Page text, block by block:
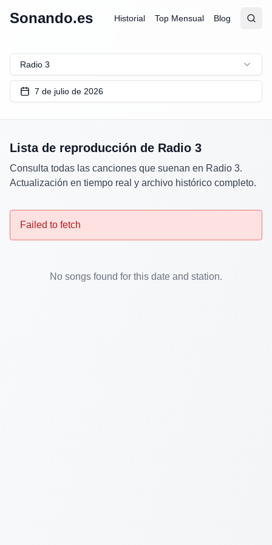
Sonando.es Historial Top Mensual Blog
Abrir
Radio 3
7 de julio de 2026
Lista de reproducción de Radio 3
Consulta todas las canciones que suenan en Radio 3.
Actualización en tiempo real y archivo histórico completo.
Failed to fetch
No songs found for this date and station.